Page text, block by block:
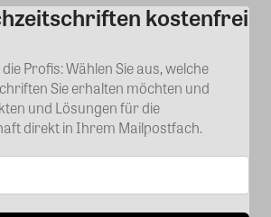
Kommentar kostenfrei
Profis: Wählen Sie aus, welche
Sie erhalten möchten und
und Lösungen für die
direkt in Ihrem Mailpostfach.